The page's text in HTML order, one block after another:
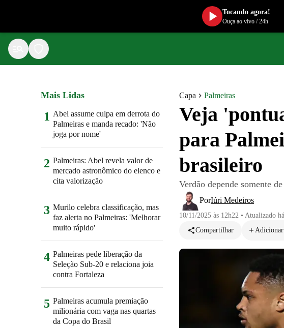
Capa Palmeiras
Veja
para
brasileiro
Verdão depende somente
PorIúri Medeiros
10/11/2025 às 12h22 • Atualizado
Compartilhar
Mais Lidas
1 Abel assume culpa em derrota do
Palmeiras e manda recado: 'Não
joga por nome'
2 Palmeiras: Abel revela valor de
mercado astronômico do elenco e
cita valorização
3 Murilo celebra classificação, mas
faz alerta no Palmeiras: 'Melhorar
muito rápido'
4 Palmeiras pede liberação da
Seleção Sub-20 e relaciona joia
contra Fortaleza
5 Palmeiras acumula premiação
milionária com vaga nas quartas
da Copa do Brasil
Tocando agora!
Ouça ao vivo/24h